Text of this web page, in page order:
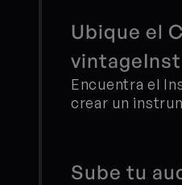
Ubique el
Encuentra el
crear un
Sube tu